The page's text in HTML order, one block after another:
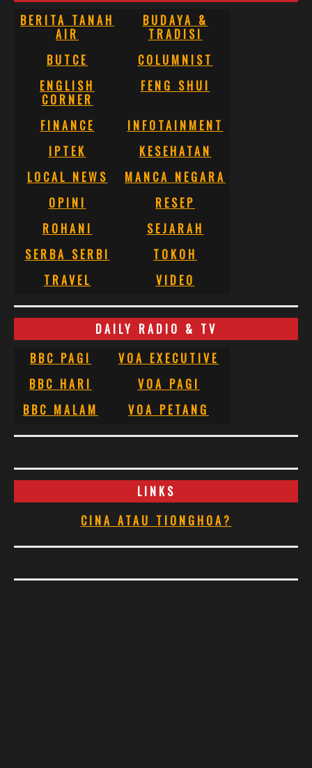
BERITA TANAH
AIR
BUDAYA &
TRADISI
BUTCE
COLUMNIST
ENGLISH
CORNER
FENG SHUI
FINANCE
INFOTAINMENT
IPTEK
KESEHATAN
LOCAL NEWS
MANCA NEGARA
OPINI
RESEP
ROHANI
SEJARAH
SERBA SERBI
TOKOH
TRAVEL
VIDEO
DAILY RADIO & TV
BBC PAGI
VOA EXECUTIVE
BBC HARI
VOA PAGI
BBC MALAM
VOA PETANG
LINKS
CINA ATAU TIONGHOA?